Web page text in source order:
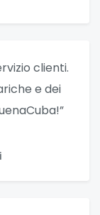
clienti.
e dei